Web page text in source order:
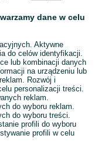
już dostępne
główną
dane w celu
Aktywne
do celów identyfikacji.
lub kombinacji danych
na urządzeniu lub
Rozwój i
personalizacji treści.
reklam.
do wyboru reklam.
do wyboru treści.
profili do wyboru
profili w celu